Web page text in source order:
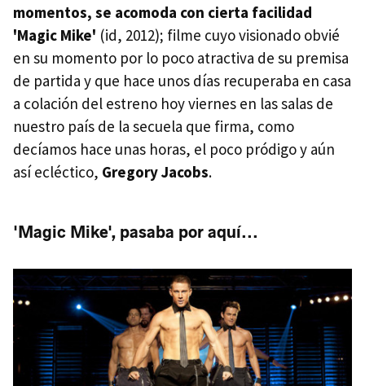
momentos, se acomoda con cierta facilidad
'Magic Mike' (id, 2012); filme cuyo visionado obvié
en su momento por lo poco atractiva de su premisa
de partida y que hace unos días recuperaba en casa
a colación del estreno hoy viernes en las salas de
nuestro país de la secuela que firma, como
decíamos hace unas horas, el poco pródigo y aún
así ecléctico, Gregory Jacobs.
'Magic Mike', pasaba por aquí...